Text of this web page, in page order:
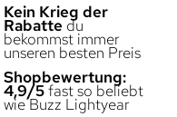
Kein Krieg der
Rabatte du
bekommst immer
unseren besten Preis
Shopbewertung:
4,9/5fast so beliebt
wie Buzz Lightyear